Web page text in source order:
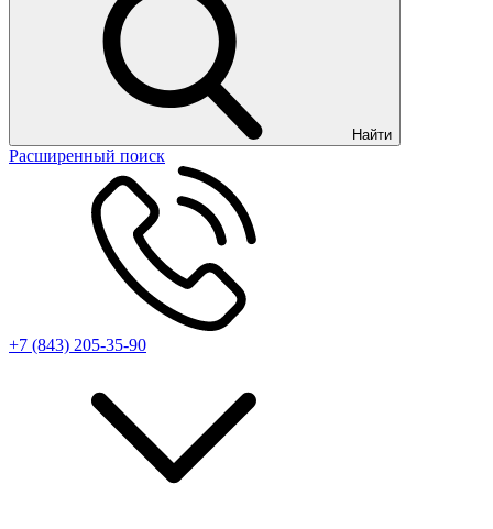
Найти
Расширенный поиск
+7 (843) 205-35-90